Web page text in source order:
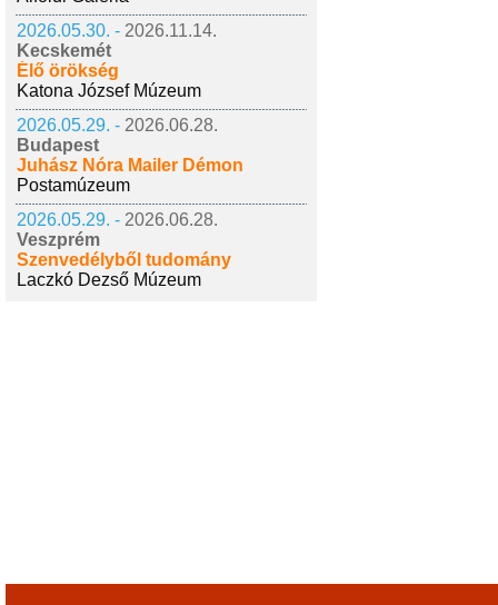
2026.05.30. - 2026.11.14.
Kecskemét
Élő örökség
Katona József Múzeum
2026.05.29. - 2026.06.28.
Budapest
Juhász Nóra Mailer Démon
Postamúzeum
2026.05.29. - 2026.06.28.
Veszprém
Szenvedélyből tudomány
Laczkó Dezső Múzeum